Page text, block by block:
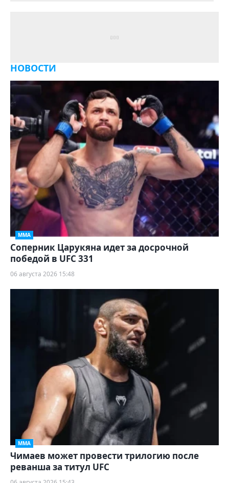
НОВОСТИ
ММА
Соперник Царукяна идет за досрочной
победой в UFC 331
06 августа 2026 15:48
ММА
Чимаев может провести трилогию после
реванша за титул UFC